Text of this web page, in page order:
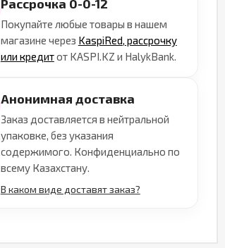
Рассрочка 0-0-12
Покупайте любые товары в нашем
магазине через KaspiRed, рассрочку
или кредитот KASPI.KZ и HalykBank.
Анонимная доставка
Заказ доставляется в нейтральной
упаковке, без указания
содержимого. Конфиденциально по
всему Казахстану.
В каком виде доставят заказ?